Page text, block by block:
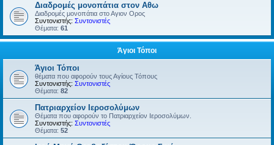
Διαδρομές μονοπάτια στον Αθω
Διαδρομές μονοπάτια στο Αγιον Ορος
Συντονιστής: Συντονιστές
Θέματα: 61
Άγιοι Τόποι
Άγιοι Τόποι
θέματα που αφορούν τους Αγίους Τόπους
Συντονιστής: Συντονιστές
Θέματα: 82
Πατριαρχείον Ιεροσολύμων
Θέματα που αφορούν το Πατριαρχείον Ιεροσολύμων.
Συντονιστής: Συντονιστές
Θέματα: 52